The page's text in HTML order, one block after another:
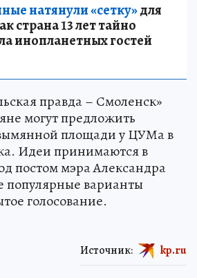
натянули «сетку»для
страна 13 лет тайно
инопланетных гостей
правда – Смоленск»
могут предложить
площади у ЦУМа в
Идеи принимаются в
постом мэра Александра
варианты
голосование.
Источник: kp.ru